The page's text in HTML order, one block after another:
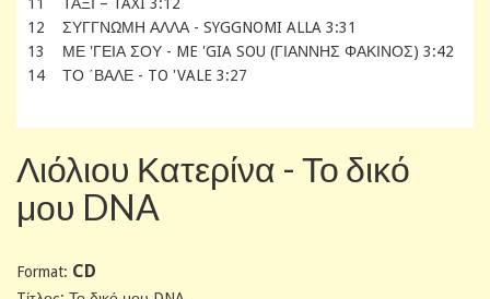
12 ΣΥΓΓΝΩΜΗ ΑΛΛΑ - SYGGNOMI ALLA 3:31
13 ΜΕ 'ΓΕΙΑ ΣΟΥ - ME 'GIA SOU (ΓΙΑΝΝΗΣ ΦΑΚΙΝΟΣ) 3:42
14 ΤΟ ΄ΒΑΛΕ - TO 'VALE 3:27
Λιόλιου Κατερίνα - Το δικό
μου DNA
Format: CD